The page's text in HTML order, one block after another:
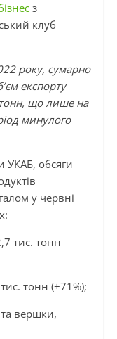
з
клуб
року, сумарно
експорту
що лише на
минулого
УКАБ, обсяги
у червні
тис. тонн
тонн (+71%);
вершки,